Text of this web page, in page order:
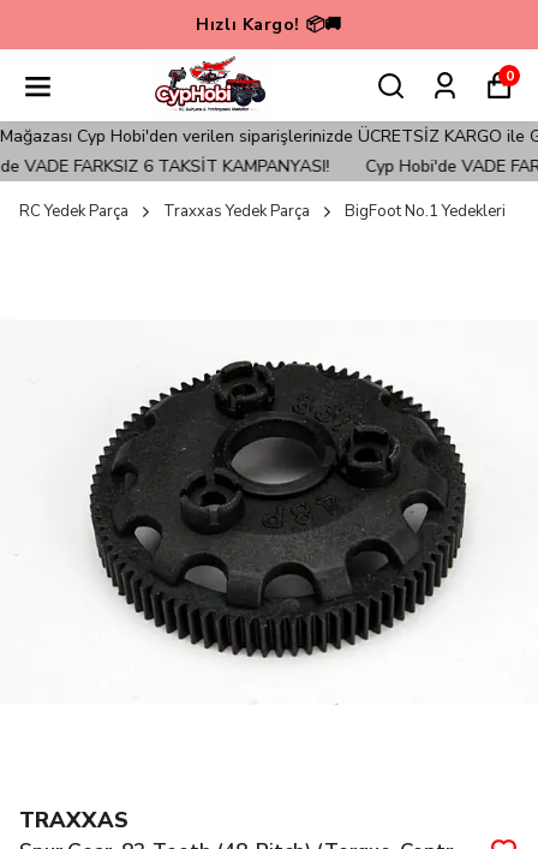
Hızlı Kargo! 📦🚚
0
Cyp Hobi'den verilen siparişlerinizde ÜCRETSİZ KARGO ile
FARKSIZ 6 TAKSİT KAMPANYASI!
Cyp Hobi'de VADE
RC Yedek Parça Traxxas Yedek Parça BigFoot No.1 Yedekleri
TRAXXAS